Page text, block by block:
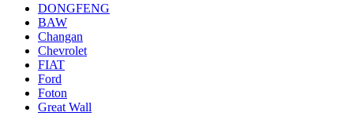
DONGFENG
BAW
Changan
Chevrolet
FIAT
Ford
Foton
Great Wall